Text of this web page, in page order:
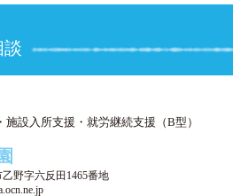
談
設入所支援・就労継続支援（B型）
野字六反田1465番地